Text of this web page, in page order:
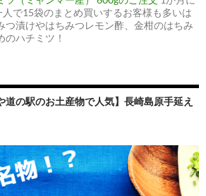
で15袋のまとめ買いするお客様も多いは
つ漬けやはちみつレモン酢、金柑のはちみ
ハチミツ！
道の駅のお土産物で人気】長崎島原手延え